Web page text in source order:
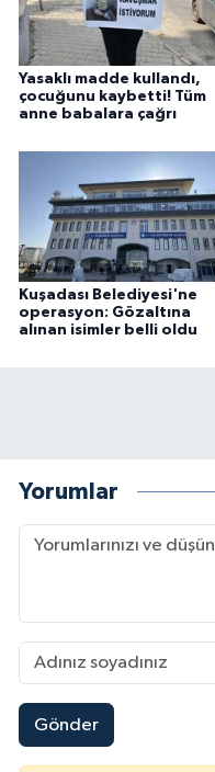
Yasaklı madde kullandı,
çocuğunu kaybetti! Tüm
anne babalara çağrı
Kuşadası Belediyesi'ne
operasyon: Gözaltına
alınan isimler belli oldu
Yorumlar
Gönder